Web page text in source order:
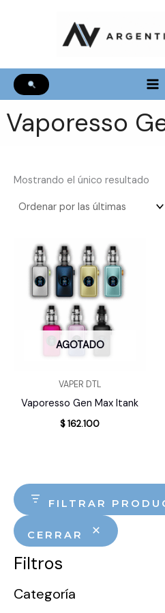
Vaporesso
FILTRAR
CERRAR
Filtros
Categoría
Mostrando el único resultado
AGOTADO
VAPER DTL
Vaporesso Gen Max Itank
$162.100